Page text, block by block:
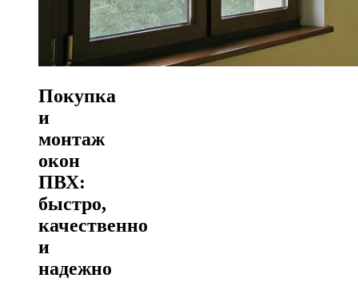
Покупка
и
монтаж
окон
ПВХ:
быстро,
качественно
и
надежно